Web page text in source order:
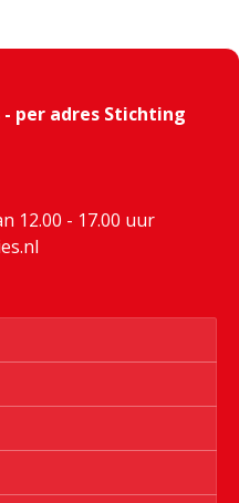
- per adres Stichting
12.00 - 17.00 uur